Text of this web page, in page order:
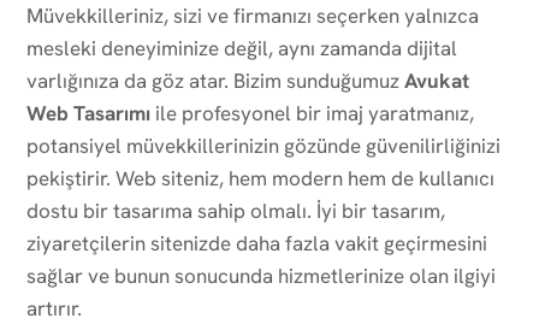
Müvekkilleriniz, sizi ve firmanızı seçerken yalnızca
mesleki deneyiminize değil, aynı zamanda dijital
varlığınıza da göz atar. Bizim sunduğumuzAvukat
Web Tasarımı ile profesyonel bir imaj yaratmanız,
potansiyel müvekkillerinizin gözünde güvenilirliğinizi
pekiştirir. Web siteniz, hem modern hem de kullanıcı
dostu bir tasarıma sahip olmalı. İyi bir tasarım,
ziyaretçilerin sitenizde daha fazla vakit geçirmesini
sağlar ve bunun sonucunda hizmetlerinize olan ilgiyi
artırır.